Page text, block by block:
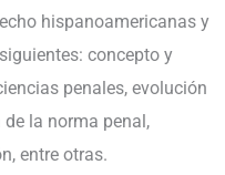
hispanoamericanas y
concepto y
penales, evolución
la norma penal,
entre otras.